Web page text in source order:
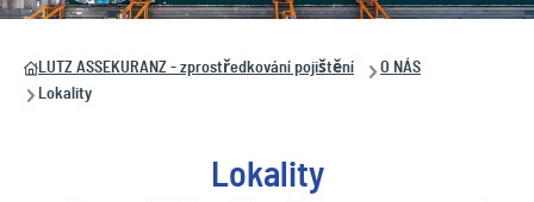
LUTZ ASSEKURANZ - zprostředkování pojištění
O NÁS
Lokality
Lokality